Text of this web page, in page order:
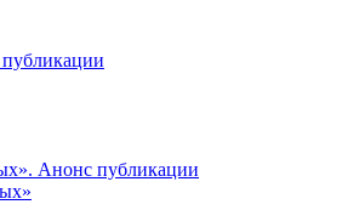
Анонс публикации